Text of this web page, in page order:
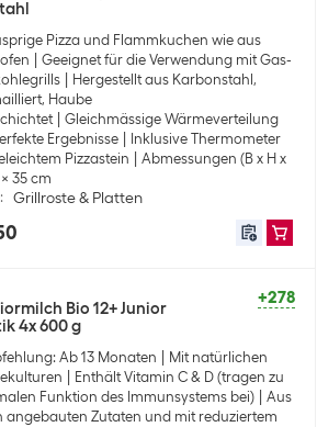
Pizza und Flammkuchen wie aus
Geeignet für die Verwendung mit Gas-
Hergestellt aus Karbonstahl,
Haube
Gleichmässige Wärmeverteilung
Ergebnisse
Inklusive Thermometer
Pizzastein
Abmessungen (B x H x
35 cm
: Grillroste & Platten
+278
Bio 12+ Junior
4x 600 g
Ab 13 Monaten
Mit natürlichen
Enthält Vitamin C & D (tragen zu
Funktion des Immunsystems bei)
Aus
angebauten Zutaten und mit reduziertem